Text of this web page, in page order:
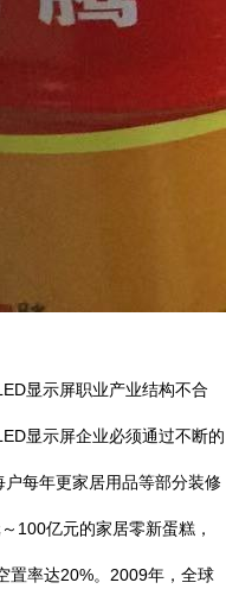
显示屏职业产业结构不合
显示屏企业必须通过不断的
户每年更家居用品等部分装修
100亿元的家居零新蛋糕，
置率达20%。 2009年，全球